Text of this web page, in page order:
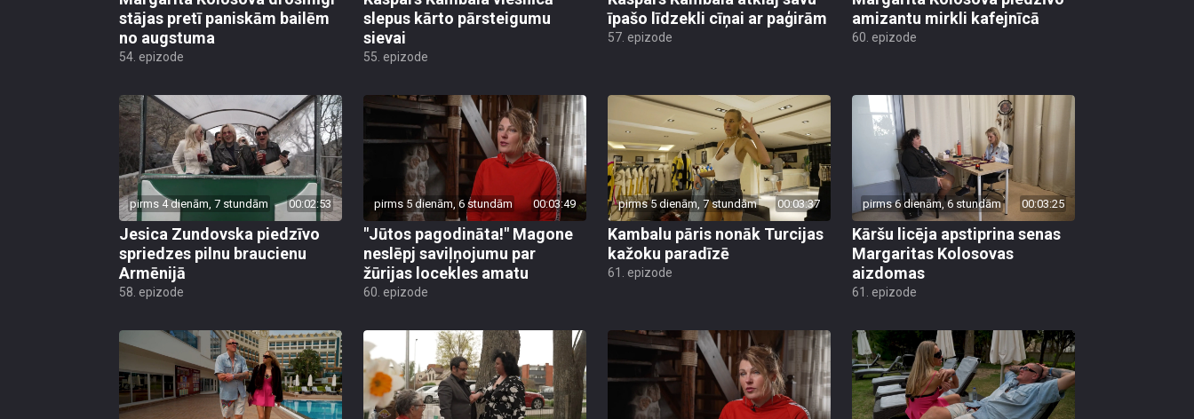
stājas pretī paniskām bailēm
no augstuma
54. epizode
slepus kārto pārsteigumu
sievai
55. epizode
īpašo līdzekli cīņai ar paģirām
57. epizode
amizantu mirkli kafejnīcā
60. epizode
pirms 4 dienām, 7 stundām 00:02:53
Jesica Zundovska piedzīvo
spriedzes pilnu braucienu
Armēnijā
58. epizode
pirms 5 dienām, 6 stundām 00:03:49
"Jūtos pagodināta!" Magone
neslēpj saviļņojumu par
žūrijas locekles amatu
60. epizode
pirms 5 dienām, 7 stundām 00:03:37
Kambalu pāris nonāk Turcijas
kažoku paradīzē
61. epizode
pirms 6 dienām, 6 stundām 00:03:25
Kāršu licēja apstiprina senas
Margaritas Kolosovas
aizdomas
61. epizode